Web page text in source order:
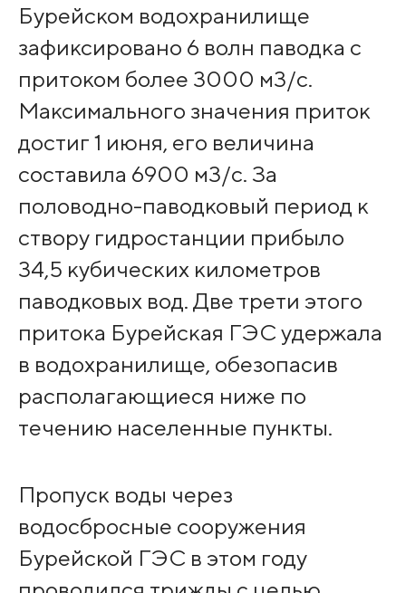
Бурейском водохранилище
зафиксировано 6 волн паводка с
притоком более 3000 м3/с.
Максимального значения приток
достиг 1 июня, его величина
составила 6900 м3/с. За
половодно-паводковый период к
створу гидростанции прибыло
34,5 кубических километров
паводковых вод. Две трети этого
притока Бурейская ГЭС удержала
в водохранилище, обезопасив
располагающиеся ниже по
течению населенные пункты.
Пропуск воды через
водосбросные сооружения
Бурейской ГЭС в этом году